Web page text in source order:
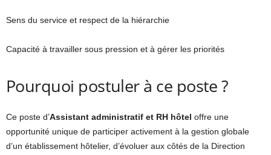
Sens du service et respect de la hiérarchie
Capacité à travailler sous pression et à gérer les priorités
Pourquoi postuler à ce poste ?
Ce poste d’Assistant administratif et RH hôtel offre une
opportunité unique de participer activement à la gestion globale
d’un établissement hôtelier, d’évoluer aux côtés de la Direction